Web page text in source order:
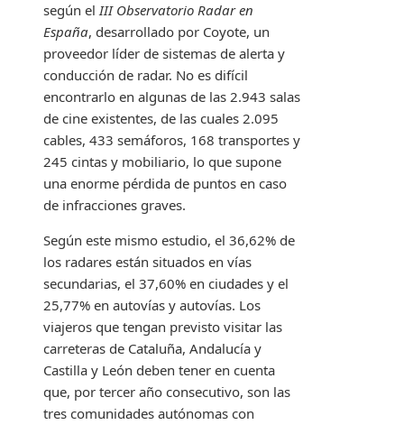
según el III Observatorio Radar en
España, desarrollado por Coyote, un
proveedor líder de sistemas de alerta y
conducción de radar. No es difícil
encontrarlo en algunas de las 2.943 salas
de cine existentes, de las cuales 2.095
cables, 433 semáforos, 168 transportes y
245 cintas y mobiliario, lo que supone
una enorme pérdida de puntos en caso
de infracciones graves.
Según este mismo estudio, el 36,62% de
los radares están situados en vías
secundarias, el 37,60% en ciudades y el
25,77% en autovías y autovías. Los
viajeros que tengan previsto visitar las
carreteras de Cataluña, Andalucía y
Castilla y León deben tener en cuenta
que, por tercer año consecutivo, son las
tres comunidades autónomas con